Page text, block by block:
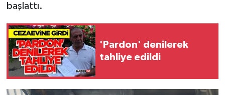
başlattı.
'Pardon' denilerek
tahliye edildi